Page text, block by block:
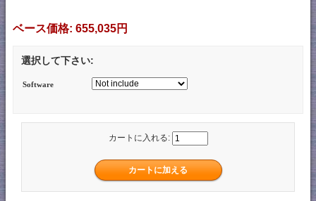
ベース価格: 655,035円
選択して下さい:
Software
カートに入れる: